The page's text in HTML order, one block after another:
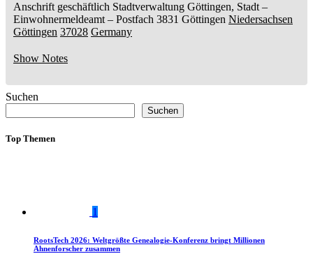
Anschrift geschäftlich Stadtverwaltung Göttingen, Stadt –
Einwohnermeldeamt – Postfach 3831 Göttingen Niedersachsen
Göttingen 37028 Germany
Show Notes
Suchen
Suchen
Top Themen
1
RootsTech 2026: Weltgrößte Genealogie-Konferenz bringt Millionen
Ahnenforscher zusammen